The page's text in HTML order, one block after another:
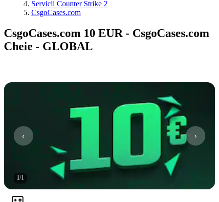
Servicii Counter Strike 2
CsgoCases.com
CsgoCases.com 10 EUR - CsgoCases.com
Cheie - GLOBAL
1/1